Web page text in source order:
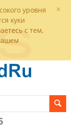
×
уровня
куки
с тем,